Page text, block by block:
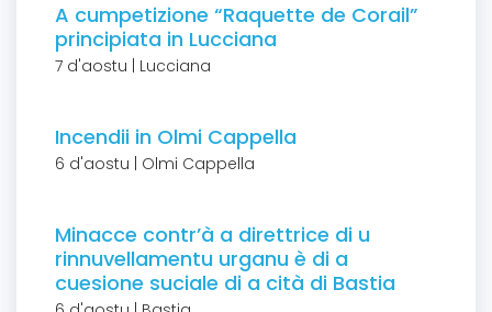
A cumpetizione “Raquette de Corail”
principiata in Lucciana
7 d'aostu | Lucciana
Incendii in Olmi Cappella
6 d'aostu | Olmi Cappella
Minacce contr’à a direttrice di u
rinnuvellamentu urganu è di a
cuesione suciale di a cità di Bastia